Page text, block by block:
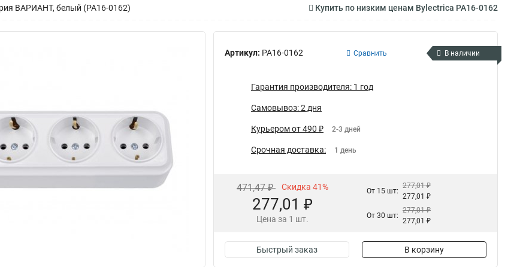
ВАРИАНТ, белый (РА16-0162) Купить по низким ценам Bylectrica РА16-0162
Артикул: РА16-0162 Сравнить В наличии
Гарантия производителя: 1 год
Самовывоз: 2 дня
Курьером от 490 ₽ 2-3 дней
Срочная доставка: 1 день
471,47 ₽ Скидка 41%
277,01 ₽
Цена за 1 шт.
От 15 шт:
277,01 ₽
277,01 ₽
От 30 шт:
277,01 ₽
277,01 ₽
Быстрый заказ В корзину